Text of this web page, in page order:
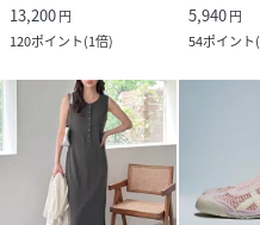
13,200円
120ポイント(1倍)
5,940円
54ポイント(